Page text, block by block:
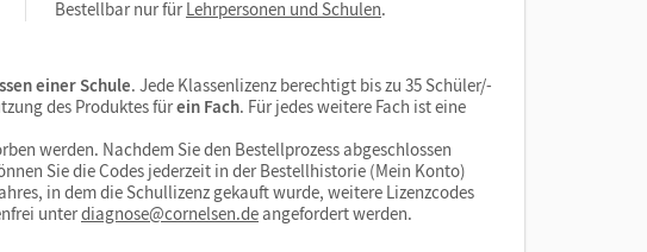
Bestellbar nur fürLehrpersonen und Schulen.
einer Schule. Jede Klassenlizenz berechtigt bis zu 35 Schüler/-
des Produktes fürein Fach. Für jedes weitere Fach ist eine
werden. Nachdem Sie den Bestellprozess abgeschlossen
Sie die Codes jederzeit in der Bestellhistorie (Mein Konto)
in dem die Schullizenz gekauft wurde, weitere Lizenzcodes
unterdiagnose@cornelsen.deangefordert werden.